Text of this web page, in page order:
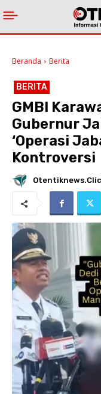
Beranda Berita
BERITA
GMBI
Gubernur
‘Operasi
Kontroversi